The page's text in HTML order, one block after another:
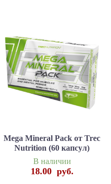
Mega Mineral Pack от Trec
Nutrition (60 капсул)
В наличии
18.00 руб.